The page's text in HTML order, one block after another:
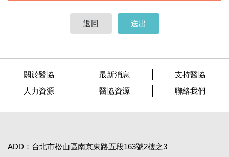
返回 送出
關於醫協 最新消息
支持醫協
人力資源
醫協資源 聯絡我們
ADD：台北市松山區南京東路五段163號2樓之3